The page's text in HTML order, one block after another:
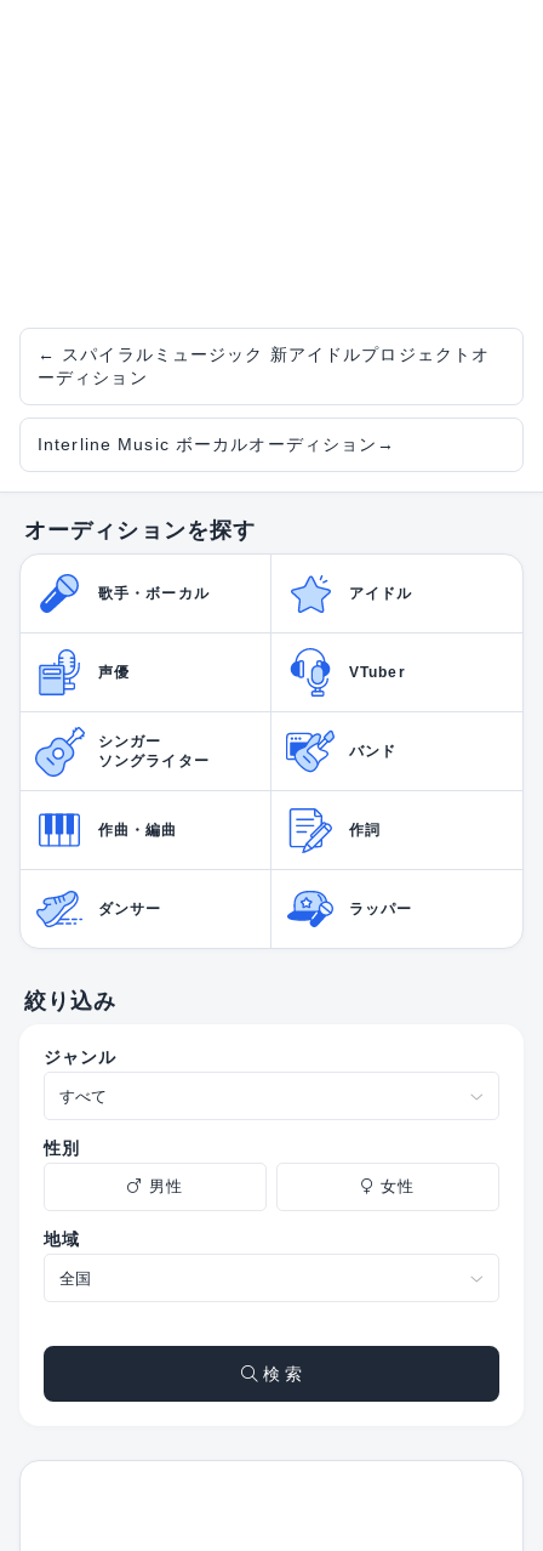
←
スパイラルミュージック 新アイドルプロジェクトオ
ーディション
Interline Music ボーカルオーディション →
オーディションを探す
歌手・ボーカル アイドル
声優 VTuber
シンガー
ソングライター
バンド
作曲・編曲 作詞
ダンサー ラッパー
絞り込み
ジャンル
性別
男性 女性
地域
検 索